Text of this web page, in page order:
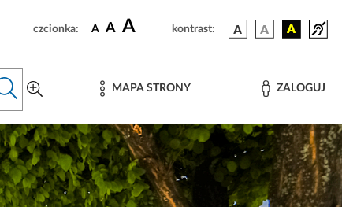
czcionka: A A A kontrast:
MAPA STRONY ZALOGUJ